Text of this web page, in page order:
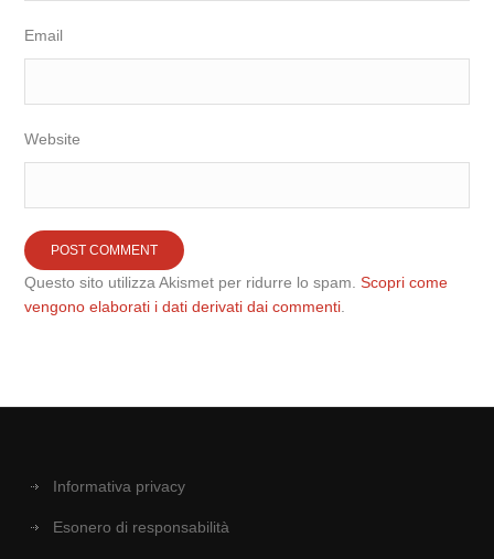
Email
Website
Questo sito utilizza Akismet per ridurre lo spam.Scopri come
vengono elaborati i dati derivati dai commenti
Informativa privacy
Esonero di responsabilità